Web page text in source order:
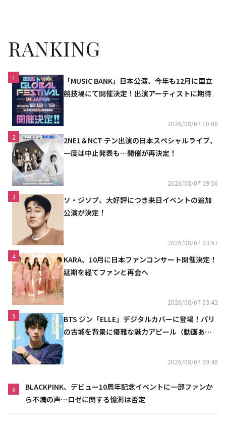
RANKING
1
「MUSIC BANK」日本公演、今年も12月に国立
競技場にて開催決定！出演アーティストに期待
2026/08/07 10:00
2
2NE1＆NCT テン出演の日本スペシャルライブ、
一度は中止発表も…開催が再決定！
2026/08/07 09:56
3
ソ・ジソブ、大好評につき来日イベントの追加
公演が決定！
2026/08/07 03:57
4
KARA、10月に日本ファンコンサート開催決定！
延期を経てファンと再会へ
2026/08/07 03:42
5
BTS ジン「ELLE」デジタルカバーに登場！パリ
の古城を背景に優雅な魅力アピール（動画あ
2026/08/07 09:48
6
BLACKPINK、デビュー10周年記念イベントに一部ファンか
ら不満の声…ロゼに関する憶測は否定